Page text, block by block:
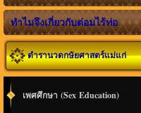
ทำไมจึงเกี่ยวกับต่อมไร้ท่อ
ตำรานวดกษัยศาสตร์แม่แก่
เพศศึกษา (Sex Education)